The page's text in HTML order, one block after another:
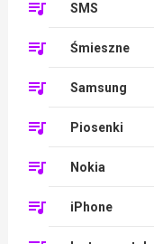
SMS
Śmieszne
Samsung
Piosenki
Nokia
iPhone